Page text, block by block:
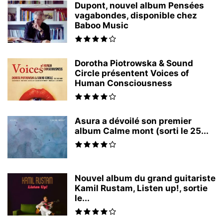
Dupont, nouvel album Pensées
vagabondes, disponible chez
Baboo Music
Dorotha Piotrowska & Sound
Circle présentent Voices of
Human Consciousness
Asura a dévoilé son premier
album Calme mont (sorti le 25...
Nouvel album du grand guitariste
Kamil Rustam, Listen up!, sortie
le...